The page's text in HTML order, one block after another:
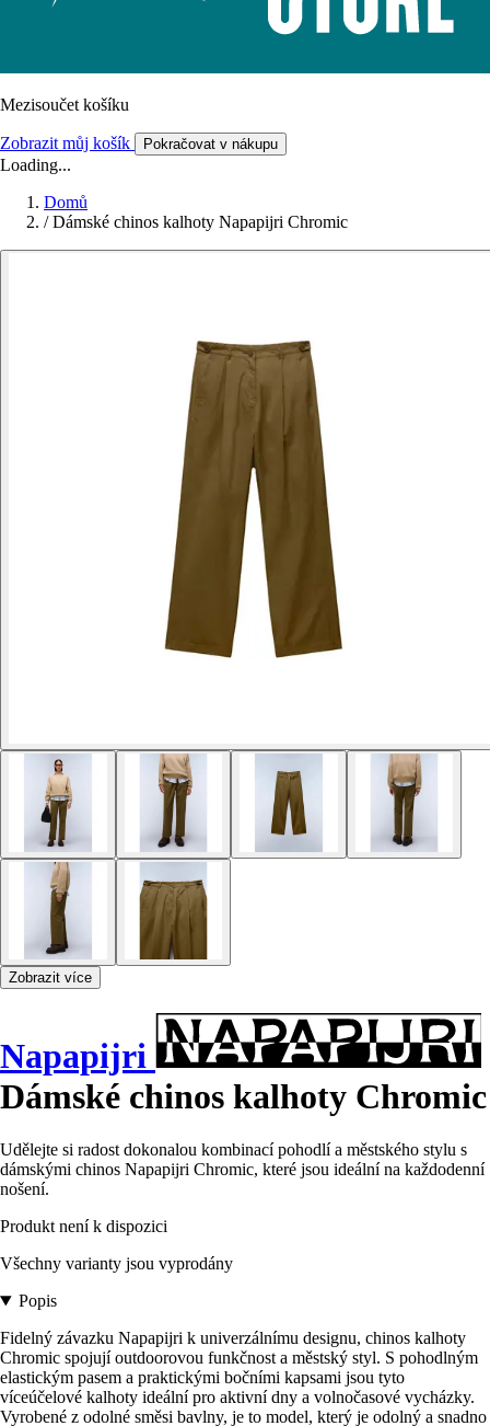
Mezisoučet košíku
Zobrazit můj košík Pokračovat v nákupu
Loading...
Domů
/ Dámské chinos kalhoty Napapijri Chromic
Zobrazit více
Napapijri
Dámské chinos kalhoty Chromic
Udělejte si radost dokonalou kombinací pohodlí a městského stylu s
dámskými chinos Napapijri Chromic, které jsou ideální na každodenní
nošení.
Produkt není k dispozici
Všechny varianty jsou vyprodány
Popis
Fidelný závazku Napapijri k univerzálnímu designu, chinos kalhoty
Chromic spojují outdoorovou funkčnost a městský styl. S pohodlným
elastickým pasem a praktickými bočními kapsami jsou tyto
víceúčelové kalhoty ideální pro aktivní dny a volnočasové vycházky.
Vyrobené z odolné směsi bavlny, je to model, který je odolný a snadno